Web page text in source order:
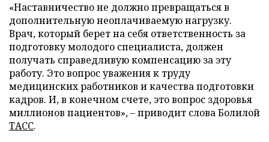
«Наставничество не должно превращаться в
дополнительную неоплачиваемую нагрузку.
Врач, который берет на себя ответственность за
подготовку молодого специалиста, должен
получать справедливую компенсацию за эту
работу. Это вопрос уважения к труду
медицинских работников и качества подготовки
кадров. И, в конечном счете, это вопрос здоровья
миллионов пациентов», – приводит слова Болилой
ТАСС.